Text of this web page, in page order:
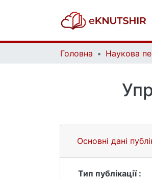
Головна
Основні дані
Тип публікації :